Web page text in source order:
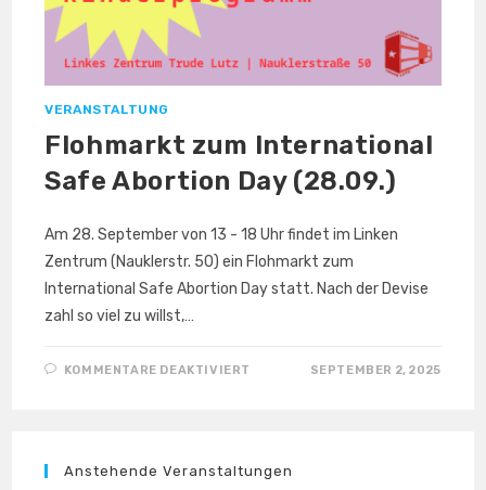
VERANSTALTUNG
Flohmarkt zum International
Safe Abortion Day (28.09.)
Am 28. September von 13 - 18 Uhr findet im Linken
Zentrum (Nauklerstr. 50) ein Flohmarkt zum
International Safe Abortion Day statt. Nach der Devise
zahl so viel zu willst,…
KOMMENTARE DEAKTIVIERT
(28.09.)
SEPTEMBER 2, 2025
Anstehende Veranstaltungen